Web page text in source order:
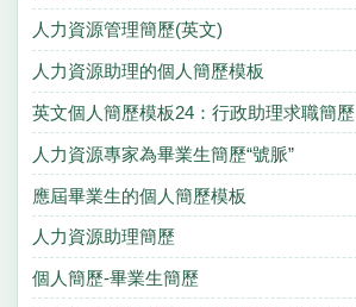
人力資源管理簡歷(英文)
人力資源助理的個人簡歷模板
英文個人簡歷模板24：行政助理求職簡歷
人力資源專家為畢業生簡歷“號脈”
應屆畢業生的個人簡歷模板
人力資源助理簡歷
個人簡歷-畢業生簡歷